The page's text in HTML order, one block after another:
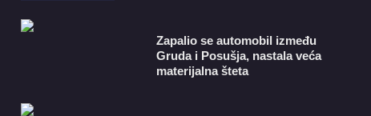
Zapalio se automobil između
Gruda i Posušja, nastala veća
materijalna šteta